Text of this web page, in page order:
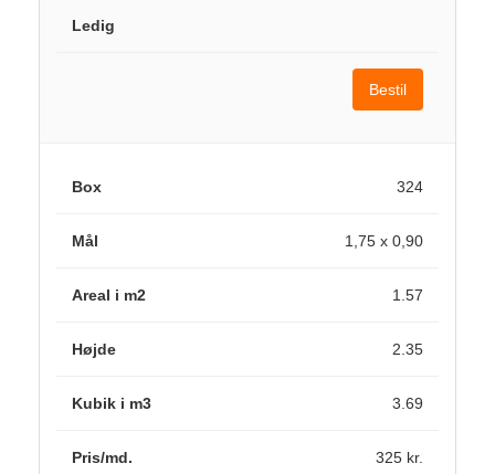
Bestil
324
1,75 x 0,90
1.57
2.35
3.69
325 kr.